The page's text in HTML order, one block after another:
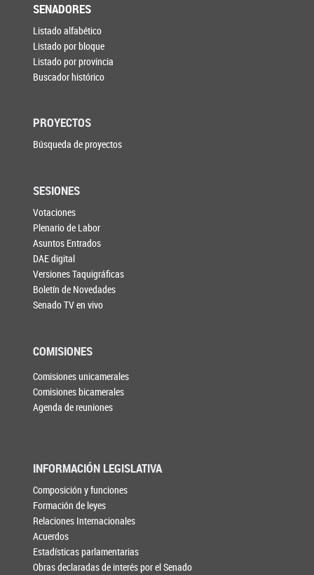
SENADORES
Listado alfabético
Listado por bloque
Listado por provincia
Buscador histórico
PROYECTOS
Búsqueda de proyectos
SESIONES
Votaciones
Plenario de Labor
Asuntos Entrados
DAE digital
Versiones Taquigráficas
Boletín de Novedades
Senado TV en vivo
COMISIONES
Comisiones unicamerales
Comisiones bicamerales
Agenda de reuniones
INFORMACIÓN LEGISLATIVA
Composición y funciones
Formación de leyes
Relaciones Internacionales
Acuerdos
Estadísticas parlamentarias
Obras declaradas de interés por el Senado